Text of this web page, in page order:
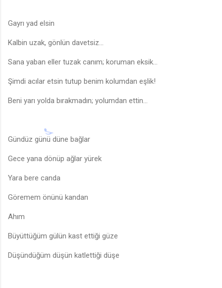
Gayrı yad elsin
Kalbin uzak, gönlün davetsiz...
Sana yaban eller tuzak canım; koruman eksik...
Şimdi acılar etsin tutup benim kolumdan eşlik!
Beni yarı yolda bırakmadın; yolumdan ettin...
Gündüz günü düne bağlar
Gece yana dönüp ağlar yürek
Yara bere canda
Göremem önünü kandan
Ahım
Büyüttüğüm gülün kast ettiği güze
Düşündüğüm düşün katlettiği düşe